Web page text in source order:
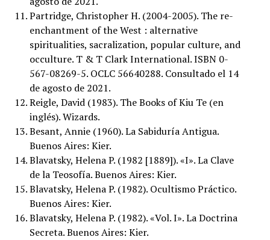
Partridge, Christopher H. (2004-2005). The re-
enchantment of the West : alternative
spiritualities, sacralization, popular culture, and
occulture. T & T Clark International. ISBN 0-
567-08269-5. OCLC 56640288. Consultado el 14
de agosto de 2021.
Reigle, David (1983). The Books of Kiu Te (en
inglés). Wizards.
Besant, Annie (1960). La Sabiduría Antigua.
Buenos Aires: Kier.
Blavatsky, Helena P. (1982 [1889]). «I». La Clave
de la Teosofía. Buenos Aires: Kier.
Blavatsky, Helena P. (1982). Ocultismo Práctico.
Buenos Aires: Kier.
Blavatsky, Helena P. (1982). «Vol. I». La Doctrina
Secreta. Buenos Aires: Kier.